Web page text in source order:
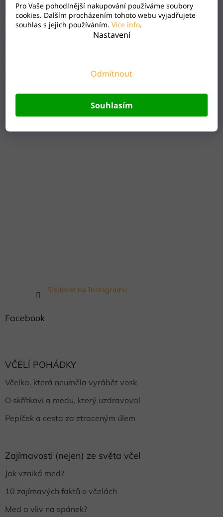
Pro Vaše pohodlnější nakupování používáme soubory
cookies. Dalším procházením tohoto webu vyjadřujete
souhlas s jejich používáním. Více info.
Nastavení
Odmítnout
Souhlasím
Zásady ochrany osobních údajů
Dopravy a platby
Formulář pro odstoupení od smlouvy
Instagram
Sledovat na Instagramu
Facebook
VČELÍ POHÁDKY
Včelka, která neuměla vyrábět vosk
O skřítkovi a medu, který uzdravoval
Pepíček a cesta za ztraceným úlem
Zajímavosti (nejen) ze světa včel
Jak vzniká med?
10 zajímavých faktů o včelách
Med a vliv na spánek?